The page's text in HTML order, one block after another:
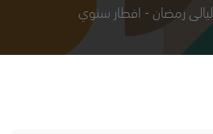
ليالي رمضان - افطار سنوي